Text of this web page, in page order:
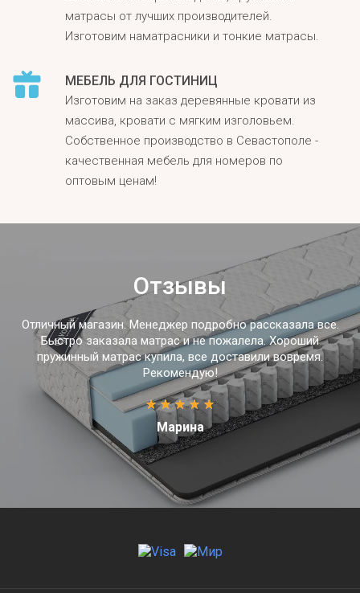
матрасы от лучших производителей.
Изготовим наматрасники и тонкие матрасы.
МЕБЕЛЬ ДЛЯ ГОСТИНИЦ
Изготовим на заказ деревянные кровати из
массива, кровати с мягким изголовьем.
Собственное производство в Севастополе -
качественная мебель для номеров по
оптовым ценам!
Отзывы
Отличный магазин. Менеджер подробно рассказала все.
Быстро заказала матрас и не пожалела. Хороший
пружинный матрас купила, все доставили вовремя.
Рекомендую!
Марина